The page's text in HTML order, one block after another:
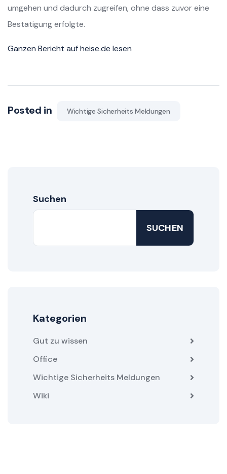
umgehen und dadurch zugreifen, ohne dass zuvor eine
Bestätigung erfolgte.
Ganzen Bericht auf heise.de lesen
Posted in Wichtige Sicherheits Meldungen
Suchen
SUCHEN
Kategorien
Gut zu wissen
Office
Wichtige Sicherheits Meldungen
Wiki